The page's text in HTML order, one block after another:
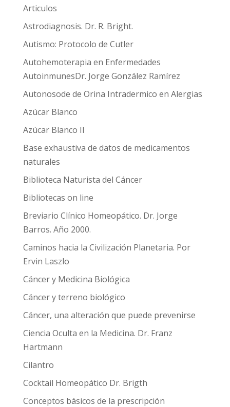
Articulos
Astrodiagnosis. Dr. R. Bright.
Autismo: Protocolo de Cutler
Autohemoterapia en Enfermedades
AutoinmunesDr. Jorge González Ramírez
Autonosode de Orina Intradermico en Alergias
Azúcar Blanco
Azúcar Blanco II
Base exhaustiva de datos de medicamentos
naturales
Biblioteca Naturista del Cáncer
Bibliotecas on line
Breviario Clínico Homeopático. Dr. Jorge
Barros. Año 2000.
Caminos hacia la Civilización Planetaria. Por
Ervin Laszlo
Cáncer y Medicina Biológica
Cáncer y terreno biológico
Cáncer, una alteración que puede prevenirse
Ciencia Oculta en la Medicina. Dr. Franz
Hartmann
Cilantro
Cocktail Homeopático Dr. Brigth
Conceptos básicos de la prescripción